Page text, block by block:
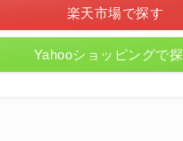
楽天市場で探す
Yahooショッピングで